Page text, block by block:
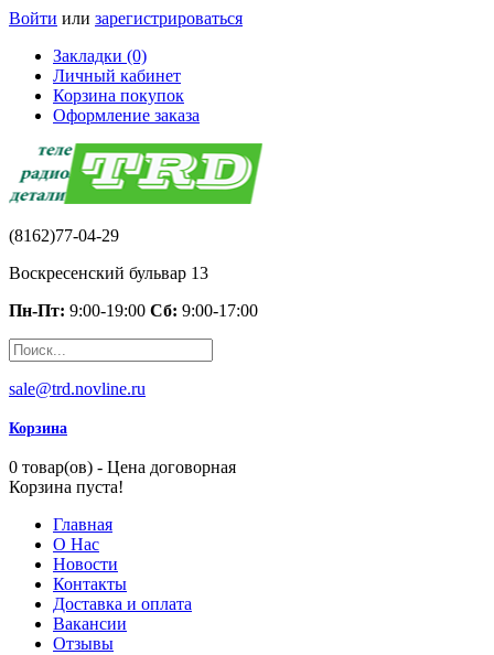
Войти или зарегистрироваться
Закладки (0)
Личный кабинет
Корзина покупок
Оформление заказа
(8162)77-04-29
Воскресенский бульвар 13
Пн-Пт: 9:00-19:00 Сб: 9:00-17:00
sale@trd.novline.ru
Корзина
0 товар(ов) - Цена договорная
Корзина пуста!
Главная
О Нас
Новости
Контакты
Доставка и оплата
Вакансии
Отзывы